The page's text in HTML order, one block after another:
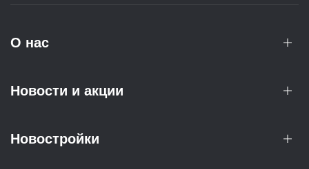
О нас
Новости и акции
Новостройки